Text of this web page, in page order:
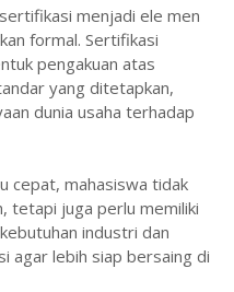
menjadi ele men
formal. Sertifikasi
pengakuan atas
yang ditetapkan,
dunia usaha terhadap
cepat, mahasiswa tidak
tetapi juga perlu memiliki
industri dan
agar lebih siap bersaing di